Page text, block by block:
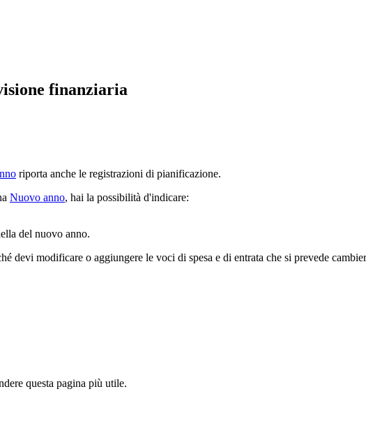
finanziaria
riporta anche le registrazioni di pianificazione.
Nuovo anno, hai la possibilità d'indicare:
del nuovo anno.
devi modificare o aggiungere le voci di spesa e di entrata che si prevede
questa pagina più utile.